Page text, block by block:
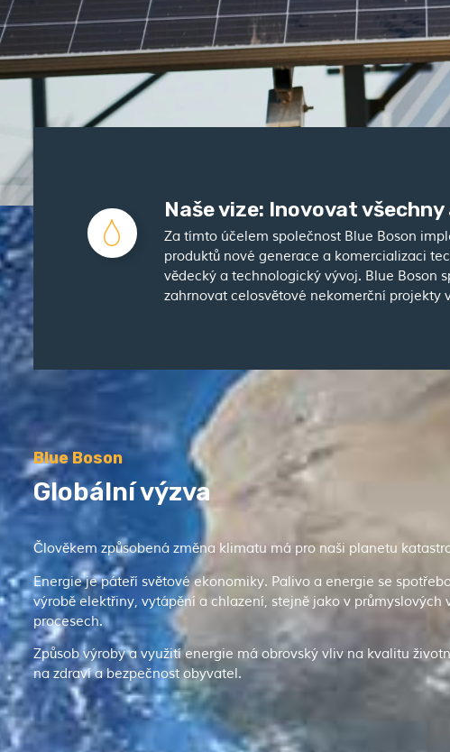
Naše vize: Inovovat
Za tímto účelem společnost Blue Boson
produktů nové generace a komercializaci
vědecký a technologický vývoj. Blue Boson
zahrnovat celosvětové nekomerční
Blue Boson
Globální výzva
Člověkem způsobená změna klimatu má pro naši planetu
Energie je páteří světové ekonomiky. Palivo a energie se
výrobě elektřiny, vytápění a chlazení, stejně jako v průmyslových
procesech.
Způsob výroby a využití energie má obrovský vliv na kvalitu
na zdraví a bezpečnost obyvatel.